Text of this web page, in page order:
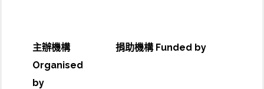
主辦機構
Organised
by
捐助機構 Funded by